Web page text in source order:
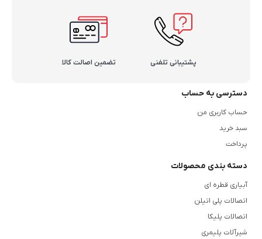
پشتیبانی تلفنی تضمین اصالت کالا
دسترسی به حساب
حساب کاربری من
سبد خرید
پرداخت
دسته بندی محصولات
آبیاری قطره ای
اتصالات پلی اتیلن
اتصالات پلیکا
شیرآلات پلیمری